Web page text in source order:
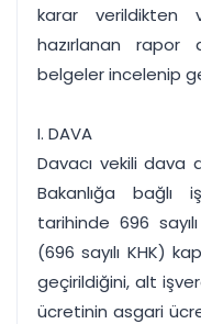
karar verildikten
hazırlanan rapor
belgeler incelenip
I. DAVA
Davacı vekili dava
Bakanlığa bağlı
tarihinde 696
(696 sayılı KHK)
geçirildiğini, alt
ücretinin asgari